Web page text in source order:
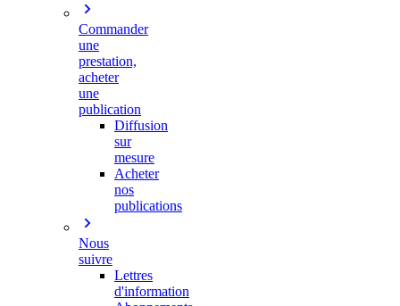
Commander
une
prestation,
acheter
une
publication
Diffusion
sur
mesure
Acheter
nos
publications
Nous
suivre
Lettres
d'information